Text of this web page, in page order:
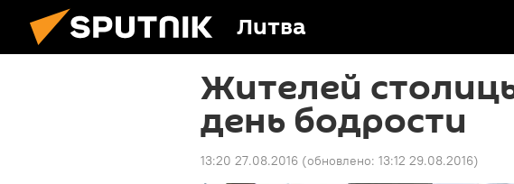
Литва
Жителей
день бодрости
13:20 27.08.2016 (обновлено: 13:12 29.08.2016)